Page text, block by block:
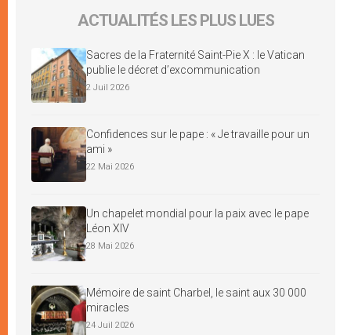
ACTUALITÉS LES PLUS LUES
Sacres de la Fraternité Saint-Pie X : le Vatican
publie le décret d’excommunication
2 Juil 2026
Confidences sur le pape : « Je travaille pour un
ami »
22 Mai 2026
Un chapelet mondial pour la paix avec le pape
Léon XIV
28 Mai 2026
Mémoire de saint Charbel, le saint aux 30 000
miracles
24 Juil 2026